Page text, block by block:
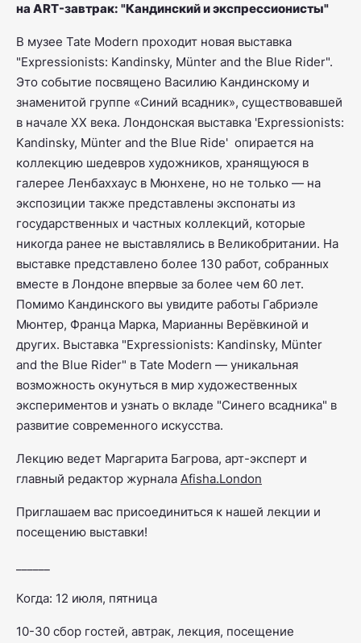
на ART-завтрак: "Кандинский и экспрессионисты"
В музее Tate Modern проходит новая выставка
"Expressionists: Kandinsky, Münter and the Blue Rider".
Это событие посвящено Василию Кандинскому и
знаменитой группе «Синий всадник», существовавшей
в начале XX века. Лондонская выставка 'Expressionists:
Kandinsky, Münter and the Blue Ride' опирается на
коллекцию шедевров художников, хранящуюся в
галерее Ленбаххаус в Мюнхене, но не только — на
экспозиции также представлены экспонаты из
государственных и частных коллекций, которые
никогда ранее не выставлялись в Великобритании. На
выставке представлено более 130 работ, собранных
вместе в Лондоне впервые за более чем 60 лет.
Помимо Кандинского вы увидите работы Габриэле
Мюнтер, Франца Марка, Марианны Верёвкиной и
других. Выставка "Expressionists: Kandinsky, Münter
and the Blue Rider" в Tate Modern — уникальная
возможность окунуться в мир художественных
экспериментов и узнать о вкладе "Синего всадника" в
развитие современного искусства.
Лекцию ведет Маргарита Багрова, арт-эксперт и
главный редактор журнала Afisha.London
Приглашаем вас присоединиться к нашей лекции и
посещению выставки!
Когда: 12 июля, пятница
10-30 сбор гостей, автрак, лекция, посещение